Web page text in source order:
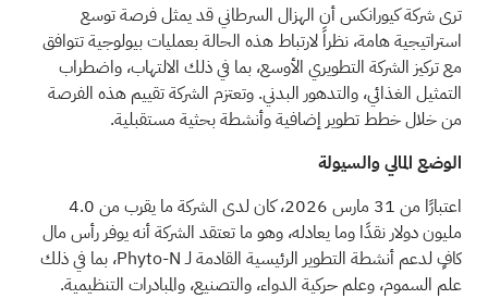
ترى شركة كيورانكس أن الهزال السرطاني قد يمثل فرصة توسع
استراتيجية هامة، نظراً لارتباط هذه الحالة بعمليات بيولوجية تتوافق
مع تركيز الشركة التطويري الأوسع، بما في ذلك الالتهاب، واضطراب
التمثيل الغذائي، والتدهور البدني. وتعتزم الشركة تقييم هذه الفرصة
من خلال خطط تطوير إضافية وأنشطة بحثية مستقبلية.
الوضع المالي والسيولة
اعتبارًا من 31 مارس 2026، كان لدى الشركة ما يقرب من 4.0
مليون دولار نقدًا وما يعادله، وهو ما تعتقد الشركة أنه يوفر رأس مال
كافٍ لدعم أنشطة التطوير الرئيسية القادمة لـ Phyto-N، بما في ذلك
علم السموم، وعلم حركية الدواء، والتصنيع، والمبادرات التنظيمية.